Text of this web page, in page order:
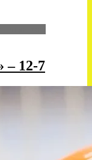
12-7